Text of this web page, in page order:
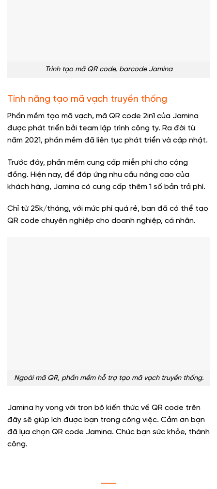
Trình tạo mã QR code, barcode Jamina
Tính năng tạo mã vạch truyền thống
Phần mềm tạo mã vạch, mã QR code 2in1 của Jamina
được phát triển bởi team lập trình công ty. Ra đời từ
năm 2021, phần mềm đã liên tục phát triển và cập nhật.
Trước đây, phần mềm cung cấp miễn phí cho cộng
đồng. Hiện nay, để đáp ứng nhu cầu nâng cao của
khách hàng, Jamina có cung cấp thêm 1 số bản trả phí.
Chỉ từ 25k/tháng, với mức phí quá rẻ, bạn đã có thể tạo
QR code chuyên nghiệp cho doanh nghiệp, cá nhân.
Ngoài mã QR, phần mềm hỗ trợ tạo mã vạch truyền thống.
Jamina hy vọng với trọn bộ kiến thức về QR code trên
đây sẽ giúp ích được bạn trong công việc. Cảm ơn bạn
đã lựa chọn QR code Jamina. Chúc bạn sức khỏe, thành
công.